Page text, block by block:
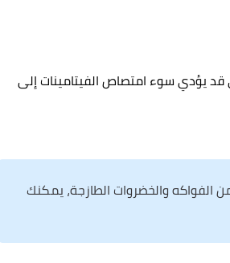
قد يؤدي سوء امتصاص الفيتامينات إلى
والخضروات الطازجة، يمكنك